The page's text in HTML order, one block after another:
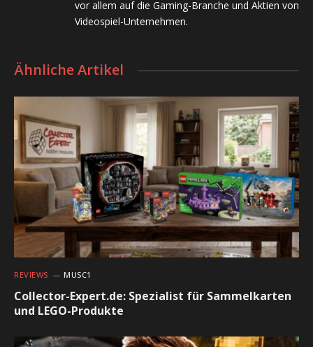
vor allem auf die Gaming-Branche und Aktien von
Videospiel-Unternehmen.
Ähnliche Artikel
REVIEWS MUSC1
Collector-Expert.de: Spezialist für Sammelkarten
und LEGO-Produkte